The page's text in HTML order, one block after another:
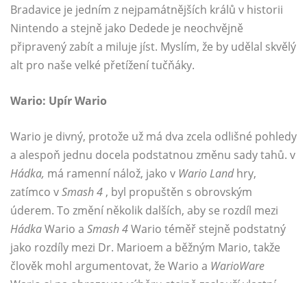
Bradavice je jedním z nejpamátnějších králů v historii
Nintendo a stejně jako Dedede je neochvějně
připravený zabít a miluje jíst. Myslím, že by udělal skvělý
alt pro naše velké přetížení tučňáky.
Wario: Upír Wario
Wario je divný, protože už má dva zcela odlišné pohledy
a alespoň jednu docela podstatnou změnu sady tahů. v
Hádka, má ramenní nálož, jako v Wario Landhry,
zatímco vSmash 4 , byl propuštěn s obrovským
úderem. To změní několik dalších, aby se rozdíl mezi
HádkaWario a Smash 4Wario téměř stejně podstatný
jako rozdíly mezi Dr. Marioem a běžným Mario, takže
člověk mohl argumentovat, že Wario a WarioWare